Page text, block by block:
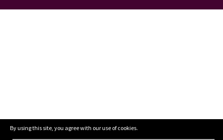
By using this site, you agree with our use of cookies.